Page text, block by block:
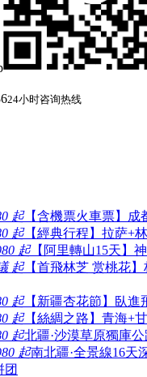
24小时咨询热线
起【含機票火車票】成
起【經典行程】拉萨+
起【阿里轉山15天】
起【首飛林芝 赏桃花】
起【新疆杏花節】臥進
起【絲綢之路】青海+
起北疆·沙漠草原獨庫公
起南北疆·全景線16天
团